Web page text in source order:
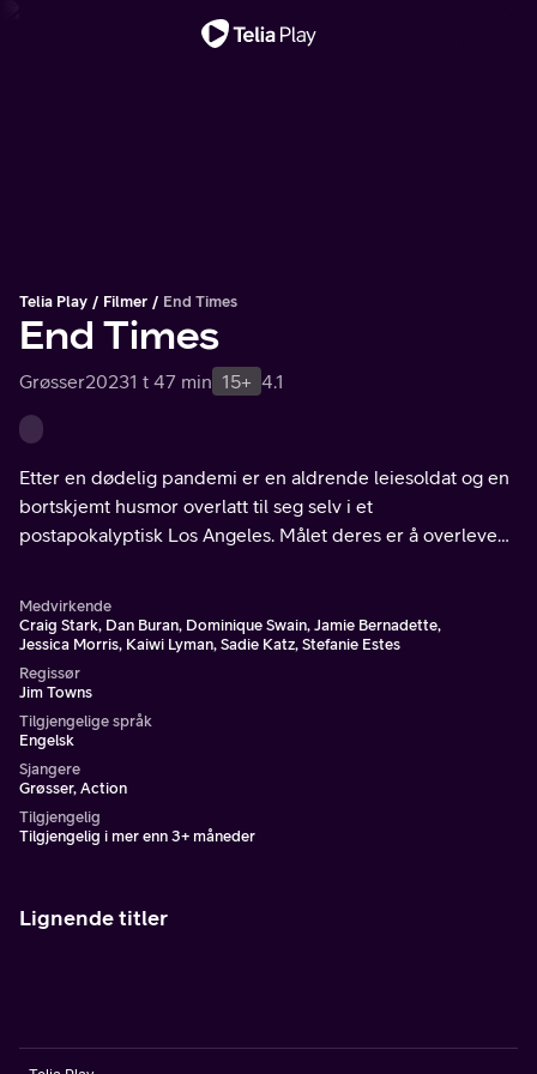
Telia Play Filmer End Times
End Times
Grøsser20231 t 47 min 15+ 4.1
Etter en dødelig pandemi er en aldrende leiesoldat og en
bortskjemt husmor overlatt til seg selv i et
postapokalyptisk Los Angeles. Målet deres er å overleve
Medvirkende
Craig Stark, Dan Buran, Dominique Swain, Jamie Bernadette,
Jessica Morris, Kaiwi Lyman, Sadie Katz, Stefanie Estes
Regissør
Jim Towns
Tilgjengelige språk
Engelsk
Sjangere
Grøsser, Action
Tilgjengelig
Tilgjengelig i mer enn 3+ måneder
Lignende titler